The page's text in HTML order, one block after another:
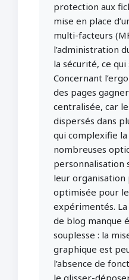
protection aux
mise en place
multi-facteurs
l’administration
la sécurité, ce
Concernant
des pages
centralisée, car
dispersés dans
qui complexifie
nombreuses
personnalisation
leur
optimisée pour
expérimentés. La
de blog manque
souplesse : la
graphique est
l’absence de
le glisser-